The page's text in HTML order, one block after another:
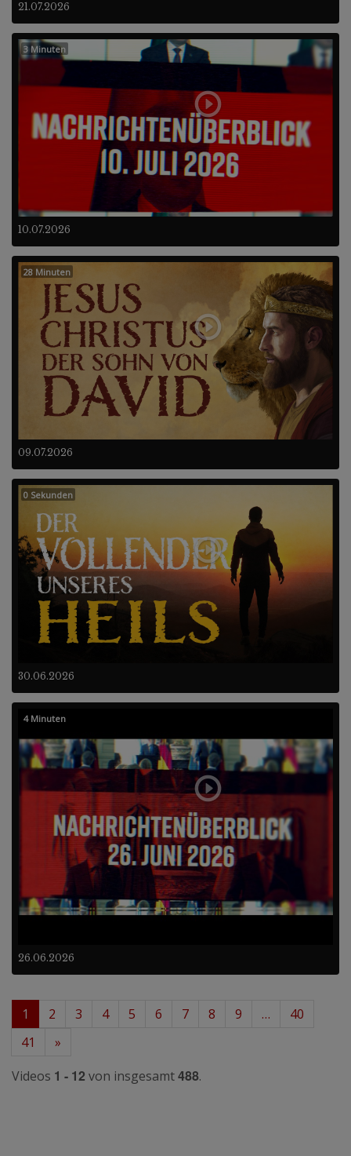
21.07.2026
10.07.2026
3 Minuten
09.07.2026
28 Minuten
30.06.2026
0 Sekunden
26.06.2026
4 Minuten
1 2 3 4 5 6 7 8 9 …
40
41
»
Videos 1 - 12 von insgesamt488.